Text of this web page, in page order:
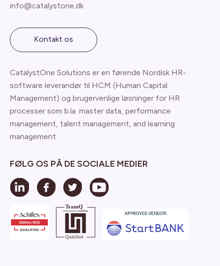
info@catalystone.dk
Kontakt os
CatalystOne Solutions er en førende Nordisk HR-
software leverandør til HCM (Human Capital
Management) og brugervenlige løsninger for HR
processer som b.la. master data, performance
management, talent management, and learning
management.
FØLG OS PÅ DE SOCIALE MEDIER